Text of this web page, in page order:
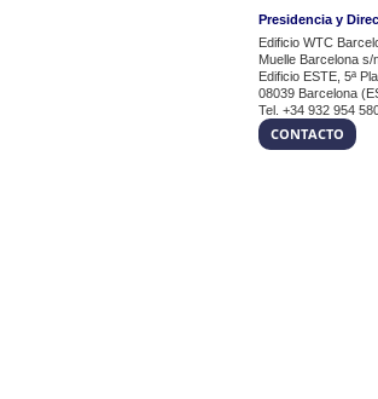
Presidencia y
Edificio WTC
Muelle Barcelona s/
Edificio ESTE, 5ª
08039 Barcelona
Tel. +34 932 954
CONTACTO